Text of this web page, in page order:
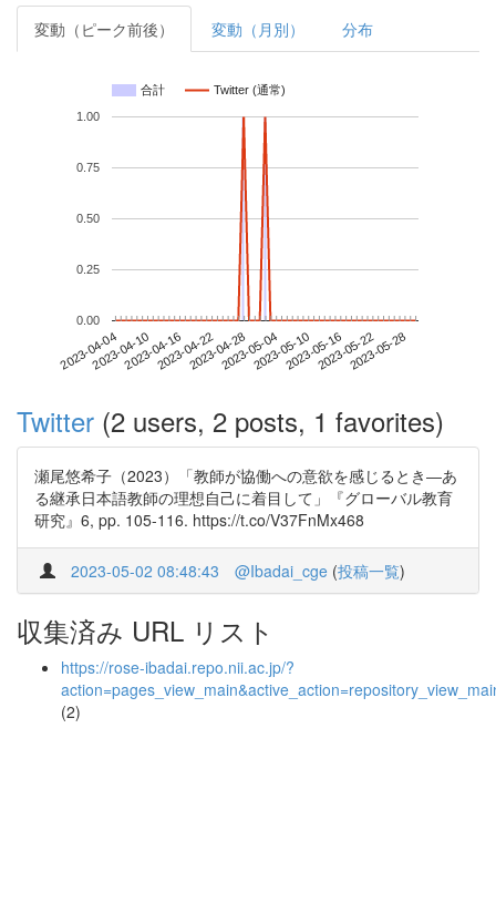
変動（ピーク前後） 変動（月別） 分布
合計 Twitter (通常)
2023-04-042023-04-102023-04-162023-04-222023-04-282023-05-042023-05-102023-05-162023-05-222023-05-28
0.00
0.25
0.50
0.75
1.00
Twitter (2 users, 2 posts, 1 favorites)
瀬尾悠希子（2023）「教師が協働への意欲を感じるとき―あ
る継承日本語教師の理想自己に着目して」『グローバル教育
研究』6, pp. 105-116. https://t.co/V37FnMx468
2023-05-02 08:48:43 @Ibadai_cge (投稿一覧)
収集済み URL リスト
https://rose-ibadai.repo.nii.ac.jp/?
(2)